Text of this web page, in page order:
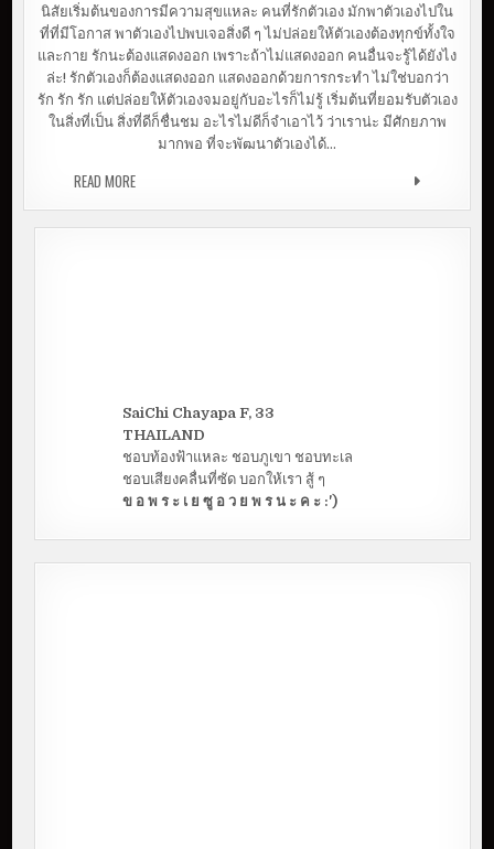
นิสัยเริ่มต้นของการมีความสุขแหละ คนที่รักตัวเอง มักพาตัวเองไปใน
ที่ที่มีโอกาส พาตัวเองไปพบเจอสิ่งดี ๆ ไม่ปล่อยให้ตัวเองต้องทุกข์ทั้งใจ
และกาย รักนะต้องแสดงออก เพราะถ้าไม่แสดงออก คนอื่นจะรู้ได้ยังไง
ล่ะ! รักตัวเองก็ต้องแสดงออก แสดงออกด้วยการกระทำ ไม่ใช่บอกว่า
รัก รัก รัก แต่ปล่อยให้ตัวเองจมอยู่กับอะไรก็ไม่รู้ เริ่มต้นที่ยอมรับตัวเอง
ในสิ่งที่เป็น สิ่งที่ดีก็ชื่นชม อะไรไม่ดีก็จำเอาไว้ ว่าเราน่ะ มีศักยภาพ
มากพอ ที่จะพัฒนาตัวเองได้…
READ MOREเริ่มต้นปี 2022 ด้วยการรักตัวเอง | ทรายมาคุย
SaiChi Chayapa F, 33
THAILAND
ชอบท้องฟ้าแหละ ชอบภูเขา ชอบทะเล
ชอบเสียงคลื่นที่ซัด บอกให้เรา สู้ ๆ
ข อ พ ร ะ เ ย ซู อ ว ย พ ร น ะ ค ะ :')